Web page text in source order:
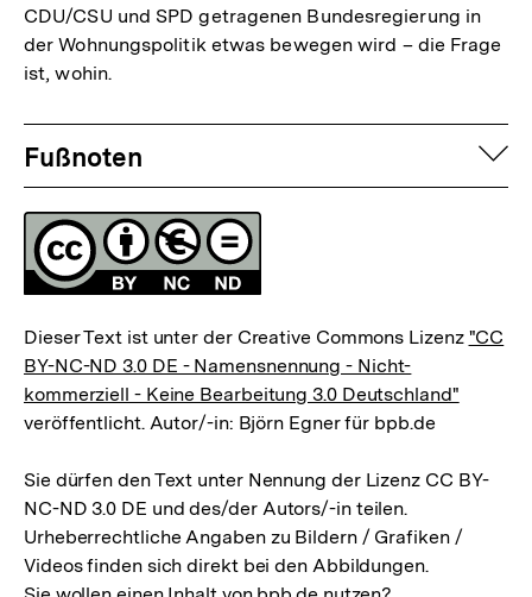
CDU/CSU und SPD getragenen Bundesregierung in
der Wohnungspolitik etwas bewegen wird – die Frage
ist, wohin.
Fussnoten
Fußnoten
Lizenz
Dieser Text ist unter der Creative Commons Lizenz "CC
BY-NC-ND 3.0 DE - Namensnennung - Nicht-
kommerziell - Keine Bearbeitung 3.0 Deutschland"
veröffentlicht. Autor/-in: Björn Egner für bpb.de
Sie dürfen den Text unter Nennung der Lizenz CC BY-
NC-ND 3.0 DE und des/der Autors/-in teilen.
Urheberrechtliche Angaben zu Bildern / Grafiken /
Videos finden sich direkt bei den Abbildungen.